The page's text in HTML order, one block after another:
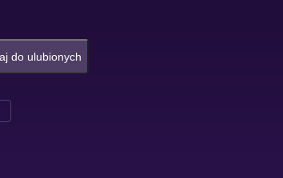
do ulubionych